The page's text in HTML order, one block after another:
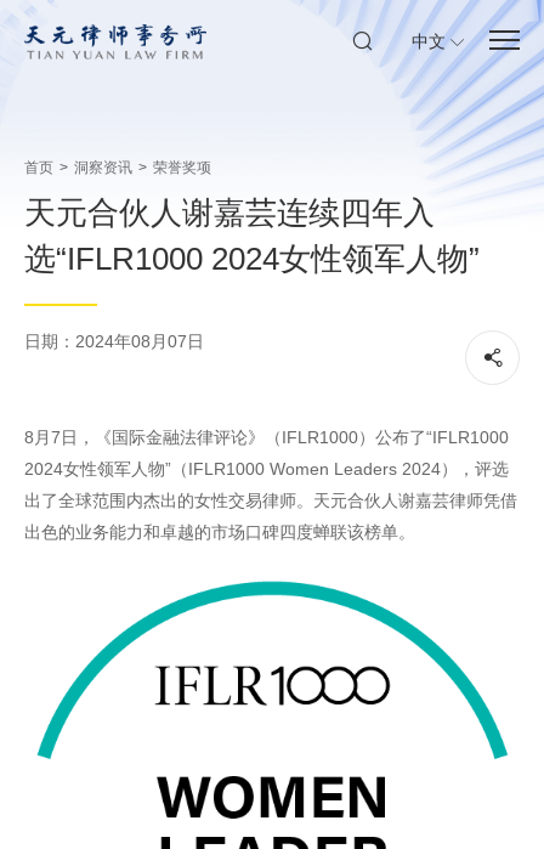
中文
首页 > 洞察资讯 > 荣誉奖项
天元合伙人谢嘉芸连续四年入
选“IFLR1000 2024女性领军人物”
日期：2024年08月07日
8月7日，《国际金融法律评论》（IFLR1000）公布了“IFLR1000
2024女性领军人物”（IFLR1000 Women Leaders 2024），评选
出了全球范围内杰出的女性交易律师。天元合伙人谢嘉芸律师凭借
出色的业务能力和卓越的市场口碑四度蝉联该榜单。